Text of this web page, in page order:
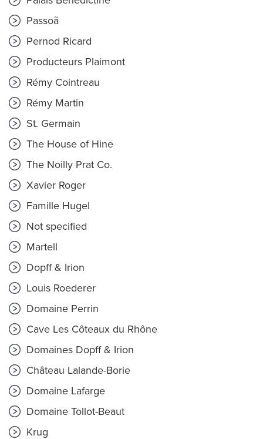
Passoã
Pernod Ricard
Producteurs Plaimont
Rémy Cointreau
Rémy Martin
St. Germain
The House of Hine
The Noilly Prat Co.
Xavier Roger
Famille Hugel
Not specified
Martell
Dopff & Irion
Louis Roederer
Domaine Perrin
Cave Les Côteaux du Rhône
Domaines Dopff & Irion
Château Lalande-Borie
Domaine Lafarge
Domaine Tollot-Beaut
Krug